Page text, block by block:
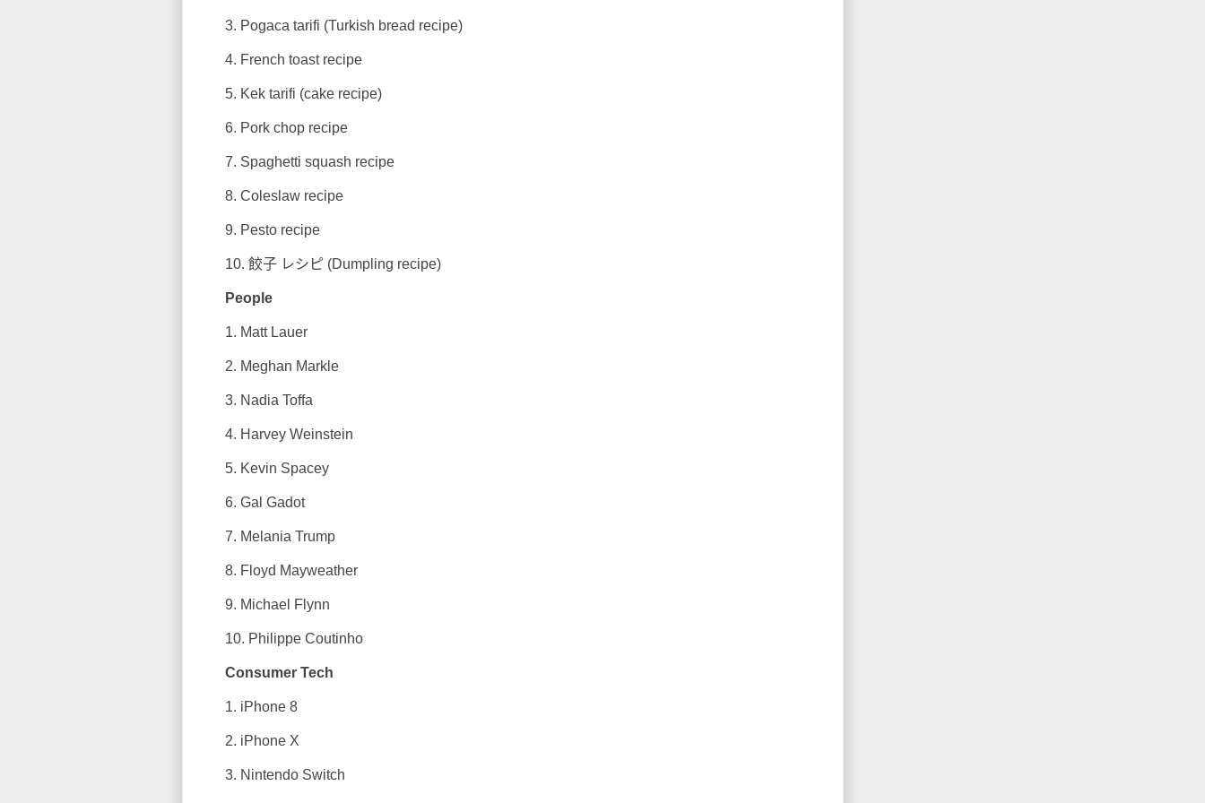
3. Pogaca tarifi (Turkish bread recipe)
4. French toast recipe
5. Kek tarifi (cake recipe)
6. Pork chop recipe
7. Spaghetti squash recipe
8. Coleslaw recipe
9. Pesto recipe
10. 餃子 レシピ (Dumpling recipe)
People
1. Matt Lauer
2. Meghan Markle
3. Nadia Toffa
4. Harvey Weinstein
5. Kevin Spacey
6. Gal Gadot
7. Melania Trump
8. Floyd Mayweather
9. Michael Flynn
10. Philippe Coutinho
Consumer Tech
1. iPhone 8
2. iPhone X
3. Nintendo Switch